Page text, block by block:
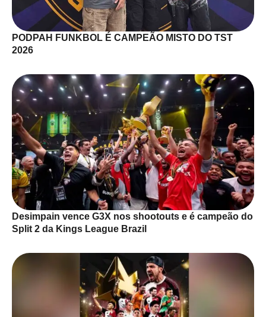
PODPAH FUNKBOL É CAMPEÃO MISTO DO TST
2026
Desimpain vence G3X nos shootouts e é campeão do
Split 2 da Kings League Brazil